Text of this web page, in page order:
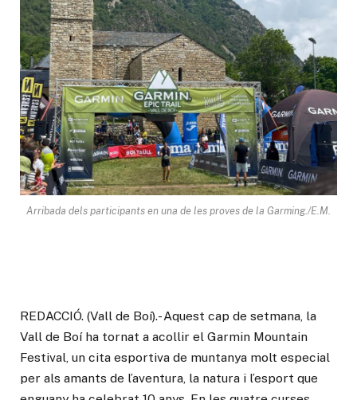
Arribada dels participants en una de les proves de la Garming./E.M.
REDACCIÓ. (Vall de Boí).- Aquest cap de setmana, la
Vall de Boí ha tornat a acollir el Garmin Mountain
Festival, un cita esportiva de muntanya molt especial
per als amants de l’aventura, la natura i l’esport que